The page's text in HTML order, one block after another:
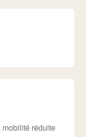
réduite